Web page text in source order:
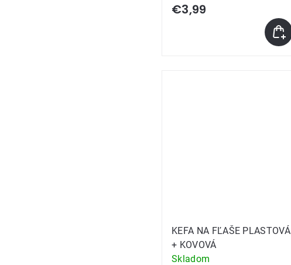
€3,99
KEFA NA FĽAŠE PLASTOVÁ
+ KOVOVÁ
Skladom